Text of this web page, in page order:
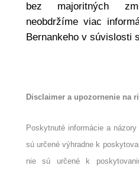
bez majoritných
neobdržíme viac
Bernankeho v súvislosti
Disclaimer a upozornenie na
Poskytnuté informácie a
sú určené výhradne k
nie sú určené k